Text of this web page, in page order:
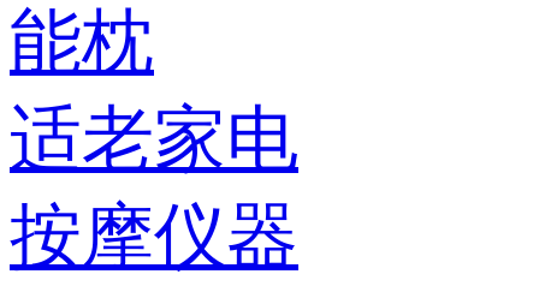
能枕
适老家电
按摩仪器